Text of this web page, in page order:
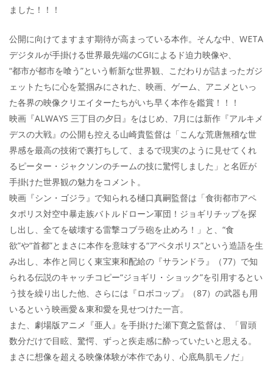
ました！！！
公開に向けてますます期待が高まっている本作。そんな中、WETA
デジタルが手掛ける世界最先端のCGIによるド迫力映像や、
“都市が都市を喰う”という斬新な世界観、こだわりが詰まったガジ
ェットたちに心を鷲掴みにされた、映画、ゲーム、アニメといっ
た各界の映像クリエイターたちがいち早く本作を鑑賞！！！
映画『ALWAYS 三丁目の夕日』をはじめ、7月には新作『アルキメ
デスの大戦』の公開も控える山崎貴監督は「こんな荒唐無稽な世
界感を最高の技術で裏打ちして、まるで現実のように見せてくれ
るピーター・ジャクソンのチームの技に驚愕しました」と名匠が
手掛けた世界観の魅力をコメント。
映画『シン・ゴジラ』で知られる樋口真嗣監督は「食街都市アペ
タポリス対空中暴走族バトルドローン軍団！ジョギリチップを探
し出し、全てを破壊する雷撃コブラ砲を止めろ！」と、“食
欲”や“首都”とまさに本作を意味する“アペタポリス”という造語を生
み出し、本作と同じく東宝東和配給の『サランドラ』（77）で知
られる伝説のキャッチコピー“ジョギリ・ショック”を引用するとい
う技を繰り出した他、さらには『ロボコップ』（87）の武器も用
いるという映画愛＆東和愛を見せつけた一言。
また、劇場版アニメ『亜人』を手掛けた瀬下寛之監督は、「冒頭
数分だけで目眩、驚愕、ずっと疾走感に酔っていたいと思える。
まさに想像を超える映像体験が本作であり、心底鳥肌モノだ」